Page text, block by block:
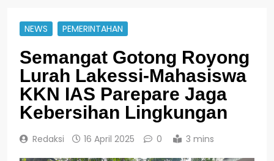
NEWS PEMERINTAHAN
Semangat Gotong Royong
Lurah Lakessi-Mahasiswa
KKN IAS Parepare Jaga
Kebersihan Lingkungan
Redaksi 16 April 2025 0 3 mins